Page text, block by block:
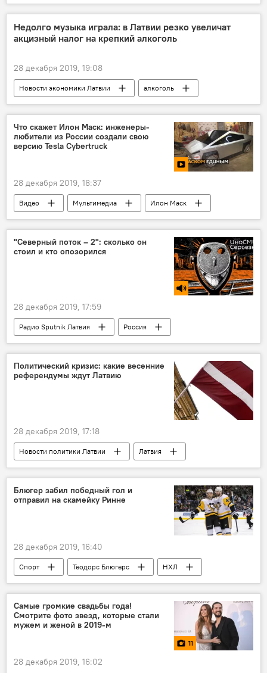
Согласие
Национальное объединение
Латвия
Недолго музыка играла: в Латвии резко увеличат
акцизный налог на крепкий алкоголь
28 декабря 2019, 19:08
Новости экономики Латвии
алкоголь
Латвия
Эстония акцизы
Что скажет Илон Маск: инженеры-
любители из России создали свою
версию Tesla Cybertruck
28 декабря 2019, 18:37
Видео Мультимедиа Илон Маск
"Северный поток – 2": сколько он
стоил и кто опозорился
28 декабря 2019, 17:59
Радио Sputnik Латвия
Россия
Англия
Подкасты РИА Новости
"Северный поток - 2" - труба раздора
Евросоюз
Политический кризис: какие весенние
референдумы ждут Латвию
28 декабря 2019, 17:18
Новости политики Латвии
Латвия
ЦИК
Эгилс Левитс
Янис Урбанович
Блюгер забил победный гол и
отправил на скамейку Ринне
28 декабря 2019, 16:40
Спорт Теодорс Блюгерс НХЛ
Самые громкие свадьбы года!
Смотрите фото звезд, которые стали
мужем и женой в 2019-м
11
28 декабря 2019, 16:02